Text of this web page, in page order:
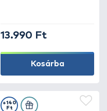
13.990 Ft
Kosárba
+140
Ft